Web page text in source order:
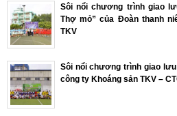
Sôi nổi chương trình giao
Thợ mỏ” của Đoàn thanh
TKV
Sôi nổi chương trình giao
công ty Khoáng sản TKV –